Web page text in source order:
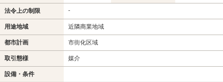
法令上の制限 -
用途地域 近隣商業地域
都市計画 市街化区域
取引態様 媒介
設備・条件